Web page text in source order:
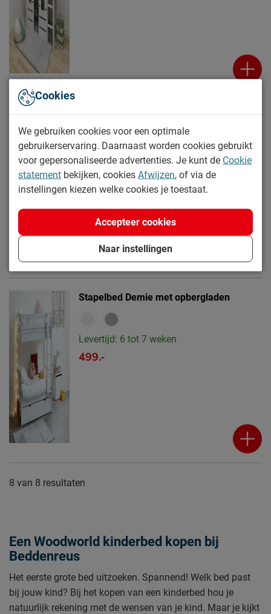
Levertijd: 6 tot 7 weken
599.-
Stapelbed Demie met opbergladen
Levertijd: 6 tot 7 weken
499.-
8 van 8 resultaten
Een Woodworld kinderbed kopen bij
Beddenreus
Het eerste grote bed uitzoeken. Spannend! Welk bed past
bij jouw kind? Bij het kopen van een kinderbed hou je
natuurlijk rekening met de wensen van je kind. Maar je kijkt
Cookies
We gebruiken cookies voor een optimale
gebruikerservaring. Daarnaast worden cookies gebruikt
voor gepersonaliseerde advertenties. Je kunt de Cookie
statement bekijken, cookies Afwijzen, of via de
instellingen kiezen welke cookies je toestaat.
Naar instellingen
Accepteer cookies